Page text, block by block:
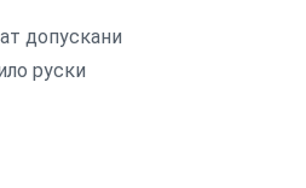
допускани
руски